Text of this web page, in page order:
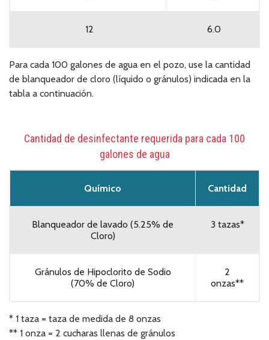
12 6.0
Para cada 100 galones de agua en el pozo, use la cantidad
de blanqueador de cloro (líquido o gránulos) indicada en la
tabla a continuación.
Cantidad de desinfectante requerida para cada 100
galones de agua
Químico Cantidad
Blanqueador de lavado (5.25% de
Cloro)
3 tazas*
Gránulos de Hipoclorito de Sodio
(70% de Cloro)
2
onzas**
* 1 taza = taza de medida de 8 onzas
** 1 onza = 2 cucharas llenas de gránulos